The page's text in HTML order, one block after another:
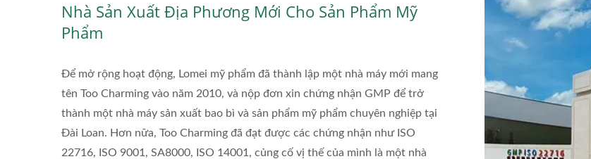
Nhà Sản Xuất Địa Phương Mới Cho Sản Phẩm Mỹ
Phẩm
Để mở rộng hoạt động, Lomei mỹ phẩm đã thành lập một nhà máy mới mang
tên Too Charming vào năm 2010, và nộp đơn xin chứng nhận GMP để trở
thành một nhà máy sản xuất bao bì và sản phẩm mỹ phẩm chuyên nghiệp tại
Đài Loan. Hơn nữa, Too Charming đã đạt được các chứng nhận như ISO
22716, ISO 9001, SA8000, ISO 14001, củng cố vị thế của mình là một nhà